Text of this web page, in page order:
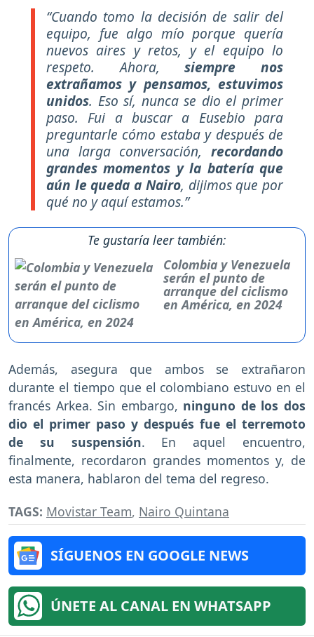
“Cuando tomo la decisión de salir del
equipo, fue algo mío porque quería
nuevos aires y retos, y el equipo lo
respeto. Ahora,siempre nos
extrañamos y pensamos, estuvimos
unidos. Eso sí, nunca se dio el primer
paso. Fui a buscar a Eusebio para
preguntarle cómo estaba y después de
una larga conversación, recordando
grandes momentos y la batería que
aún le queda a Nairo, dijimos que por
qué no y aquí estamos.”
Te gustaría leer también:
Colombia y Venezuela
serán el punto de
arranque del ciclismo
en América, en 2024
Además, asegura que ambos se extrañaron
durante el tiempo que el colombiano estuvo en el
francés Arkea. Sin embargo, ninguno de los dos
dio el primer paso y después fue el terremoto
de su suspensión. En aquel encuentro,
finalmente, recordaron grandes momentos y, de
esta manera, hablaron del tema del regreso.
TAGS: Movistar Team, Nairo Quintana
SÍGUENOS EN GOOGLE NEWS
ÚNETE AL CANAL EN WHATSAPP